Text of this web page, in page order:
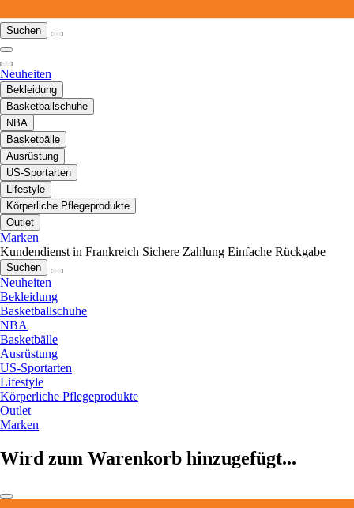
Suchen
Neuheiten
Bekleidung
Basketballschuhe
NBA
Basketbälle
Ausrüstung
US-Sportarten
Lifestyle
Körperliche Pflegeprodukte
Outlet
Marken
Kundendienst in Frankreich Sichere Zahlung Einfache Rückgabe
Suchen
Neuheiten
Bekleidung
Basketballschuhe
NBA
Basketbälle
Ausrüstung
US-Sportarten
Lifestyle
Körperliche Pflegeprodukte
Outlet
Marken
Wird zum Warenkorb hinzugefügt...